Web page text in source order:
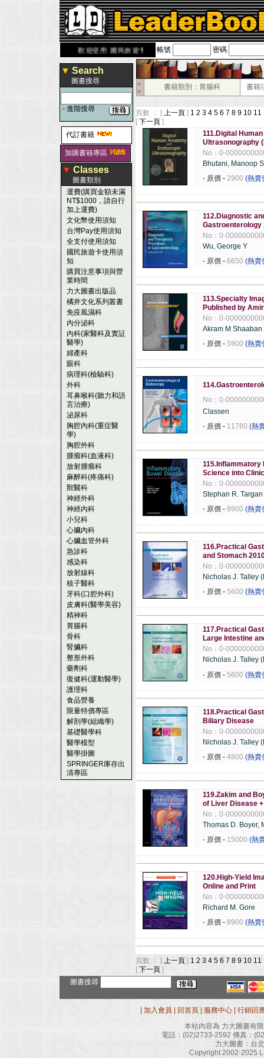
歡迎使用 國民旅遊卡！！ 帳號 密碼
▼ Search
圖書搜尋
- 進階搜尋
代訂書籍
加購書籍專區
▼ Classes
圖書類別
運費(購買金額未滿
NT$1000，請自行
加上運費)
文化幣使用須知
台灣Pay使用須知
全支付使用須知
國民旅遊卡使用須
知
購買注意事項與營
業時間
力大圖書出版品
橘井文化系列叢書
免疫風濕科
內分泌科
內科(家醫科及實証
醫學)
婦產科
眼科
病理科(檢驗科)
外科
耳鼻喉科(聽力和語
言治療)
泌尿科
胸腔內科(重症醫
學)
胸腔外科
腫瘤科(血液科)
放射腫瘤科
麻醉科(疼痛科)
獸醫科
神經外科
神經內科
小兒科
心臟內科
心臟血管外科
急診科
感染科
放射線科
核子醫科
牙科(口腔外科)
皮膚科(醫學美容)
精神科
胃腸科
骨科
腎臟科
整形外科
藥劑科
復健科(運動醫學)
護理科
食品營養
限量特價專區
解剖學(組織學)
基礎醫學科
醫學模型
醫學掛圖
SPRINGER庫存出
清專區
■
■
書籍類別：胃腸科 書籍
頁數 ： [ 上一頁 ] 1 2 3 4 5 6 7 8 9 10 11
[ 下一頁 ]
111.Digital
Ultrasonography
No：0-
Bhutani, Manoop S
- 原價 - 2900 (熱賣
112.Diagnostic
Gastroenterology
No：0-
Wu, George Y
- 原價 - 6650 (熱賣
113.Specialty
Published by
No：0-
Akram M Shaaban
- 原價 - 5900 (熱賣
No：0-
Classen
- 原價 - 11780 (熱
115.Inflammatory
Science into
No：0-
Stephan R. Targan
- 原價 - 8900 (熱賣
116.Practical
and Stomach
No：0-
Nicholas J. Talley
- 原價 - 5600 (熱賣
117.Practical
Large Intestine
No：0-
Nicholas J. Talley
- 原價 - 5600 (熱賣
118.Practical
Biliary Disease
No：0-
Nicholas J. Talley
- 原價 - 4800 (熱賣
119.Zakim and
of Liver Disease
No：0-
Thomas D. Boyer,
- 原價 - 15000 (熱
120.High-Yield
Online and Print
No：0-
Richard M. Gore
- 原價 - 8900 (熱賣
頁數 ： [ 上一頁 ] 1 2 3 4 5 6 7 8 9 10 11
[ 下一頁 ]
圖書搜尋
加入會員 回首頁 服務中心
行銷回
本站內容為 力大圖書有
電話： (02)2733-2592 傳真：
力大圖書：台
Copyright 2002-2025